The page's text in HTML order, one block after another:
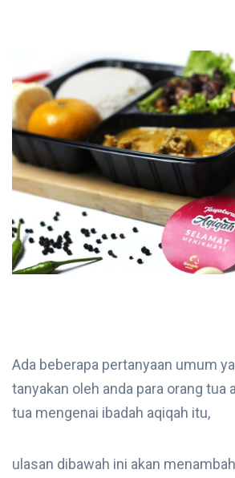
Ada beberapa pertanyaan umum
tanyakan oleh anda para orang tua
tua mengenai ibadah aqiqah itu,
ulasan dibawah ini akan